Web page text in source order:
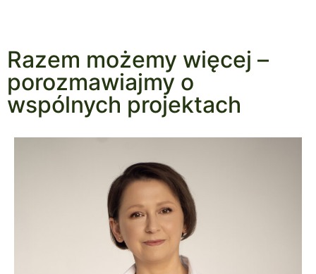
Razem możemy więcej –
porozmawiajmy o
wspólnych projektach